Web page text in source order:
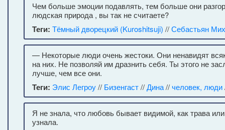
Чем больше эмоции подавлять, тем больше они
людская природа , вы так не считаете?
Теги: Тёмный дворецкий (Kuroshitsuji) //Себастьян
— Некоторые люди очень жестоки. Они ненавидят
на них. Не позволяй им дразнить себя. Ты этого не
лучше, чем все они.
Теги: Элис Легроу// Бизенгаст//Дина//человек, люди
Я не знала, что любовь бывает видимой, как трава
узнала.